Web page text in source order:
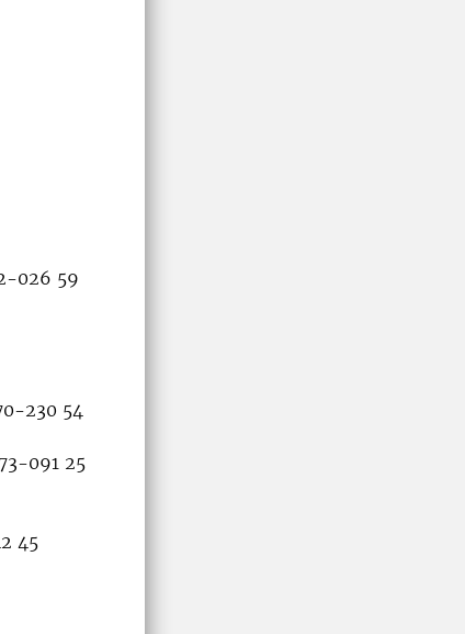
026 59
230 54
091 25
45